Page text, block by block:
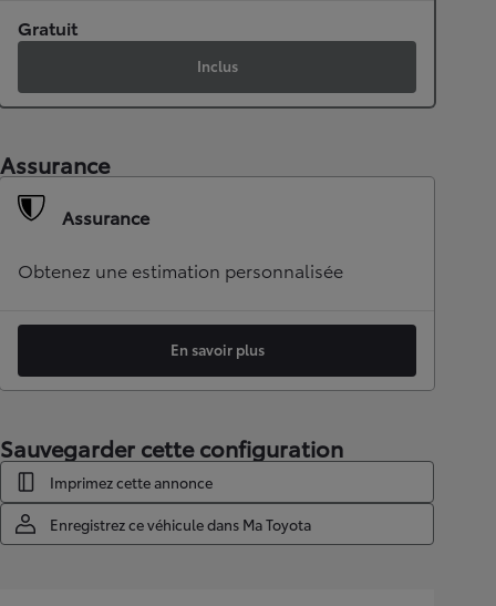
Gratuit
Inclus
Assurance
Assurance
Obtenez une estimation personnalisée
En savoir plus
Sauvegarder cette configuration
Imprimez cette annonce
Enregistrez ce véhicule dans Ma Toyota